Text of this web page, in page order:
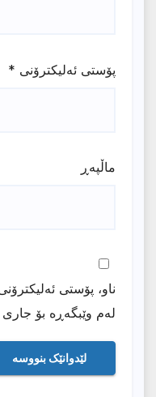
پۆستی ئەلیکترۆنی *
ماڵپه‌ڕ
ناو، پۆستی
لەم وێبگەڕە بۆ جاری